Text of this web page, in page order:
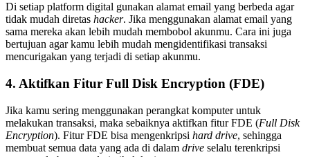
Di setiap platform digital gunakan alamat email yang berbeda agar
tidak mudah diretas hacker. Jika menggunakan alamat email yang
sama mereka akan lebih mudah membobol akunmu. Cara ini juga
bertujuan agar kamu lebih mudah mengidentifikasi transaksi
mencurigakan yang terjadi di setiap akunmu.
4. Aktifkan Fitur Full Disk Encryption (FDE)
Jika kamu sering menggunakan perangkat komputer untuk
melakukan transaksi, maka sebaiknya aktifkan fitur FDE (Full Disk
Encryption). Fitur FDE bisa mengenkripsi hard drive, sehingga
membuat semua data yang ada di dalam drive selalu terenkripsi